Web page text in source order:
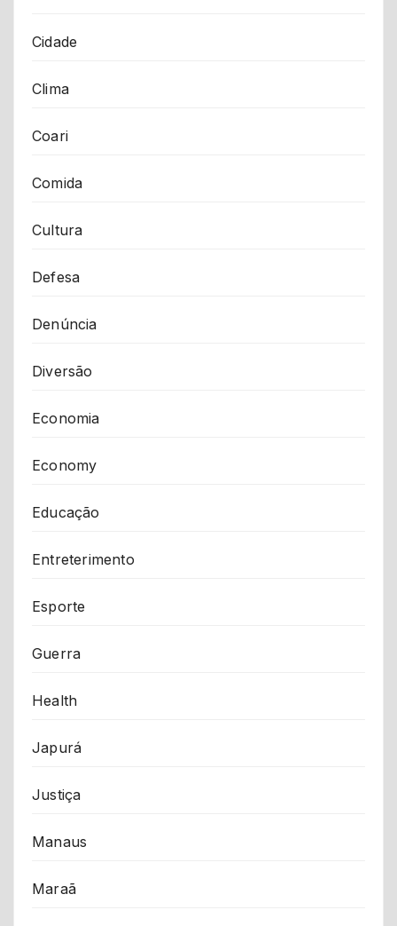
Cidade
Clima
Coari
Comida
Cultura
Defesa
Denúncia
Diversão
Economia
Economy
Educação
Entreterimento
Esporte
Guerra
Health
Japurá
Justiça
Manaus
Maraã